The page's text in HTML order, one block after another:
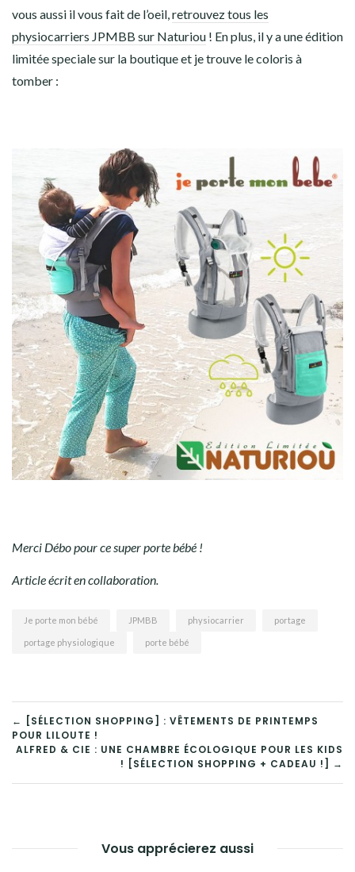
vous aussi il vous fait de l’oeil,retrouvez tous les
physiocarriers JPMBB sur Naturiou ! En plus, il y a une édition
limitée speciale sur la boutique et je trouve le coloris à
tomber :
Merci Débo pour ce super porte bébé !
Article écrit en collaboration.
Je porte mon bébé JPMBB physiocarrier portage
portage physiologique porte bébé
← [SÉLECTION SHOPPING] : VÊTEMENTS DE PRINTEMPS
POUR LILOUTE !
ALFRED & CIE : UNE CHAMBRE ÉCOLOGIQUE POUR LES KIDS
! [SÉLECTION SHOPPING + CADEAU !] →
Vous apprécierez aussi